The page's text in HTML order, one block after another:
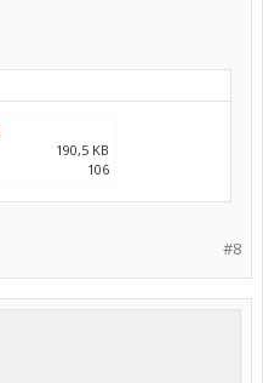
190,5 KB
106
#8